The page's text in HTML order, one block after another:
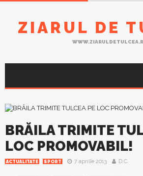
ZIARUL DE
BRĂILA TRIMITE
LOC PROMOVABIL!
ACTUALITATE SPORT 7 aprilie 2013 D.C.